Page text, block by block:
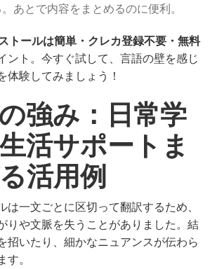
あとで内容をまとめるのに便利。
トールは簡単・クレカ登録不要・無料
ント。今すぐ試して、言語の壁を感じ
体験してみましょう！
強み：日常学
活サポートま
活用例
は一文ごとに区切って翻訳するため、
りや文脈を失うことがありました。結
招いたり、細かなニュアンスが伝わら
。